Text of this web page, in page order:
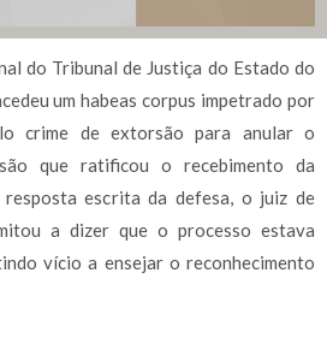
do Tribunal de Justiça do Estado do
um habeas corpus impetrado por
crime de extorsão para anular o
que ratificou o recebimento da
escrita da defesa, o juiz de
a dizer que o processo estava
vício a ensejar o reconhecimento